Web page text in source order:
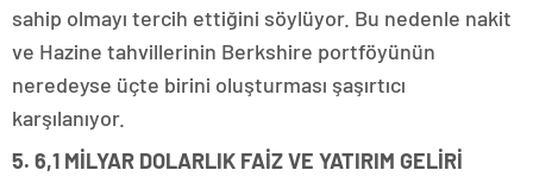
sahip olmayı tercih ettiğini söylüyor. Bu nedenle nakit
ve Hazine tahvillerinin Berkshire portföyünün
neredeyse üçte birini oluşturması şaşırtıcı
karşılanıyor.
5. 6,1 MİLYAR DOLARLIK FAİZ VE YATIRIM GELİRİ